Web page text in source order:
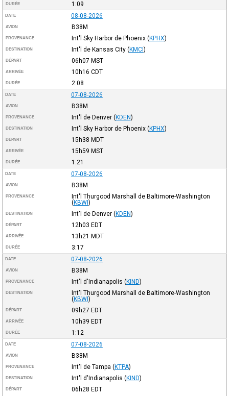
DURÉE 1:09
DATE 08-08-2026
AVION B38M
PROVENANCE Int'l Sky Harbor de Phoenix (KPHX)
DESTINATION Int'l de Kansas City (KMCI)
DÉPART 06h07 MST
ARRIVÉE 10h16 CDT
DURÉE 2:08
DATE 07-08-2026
AVION B38M
PROVENANCE Int'l de Denver (KDEN)
DESTINATION Int'l Sky Harbor de Phoenix (KPHX)
DÉPART 15h38 MDT
ARRIVÉE 15h59 MST
DURÉE 1:21
DATE 07-08-2026
AVION B38M
PROVENANCE
Int'l Thurgood Marshall de Baltimore-Washington
(KBWI)
DESTINATION Int'l de Denver (KDEN)
DÉPART 12h03 EDT
ARRIVÉE 13h21 MDT
DURÉE 3:17
DATE 07-08-2026
AVION B38M
PROVENANCE Int'l d'Indianapolis (KIND)
DESTINATION
Int'l Thurgood Marshall de Baltimore-Washington
(KBWI)
DÉPART 09h27 EDT
ARRIVÉE 10h39 EDT
DURÉE 1:12
DATE 07-08-2026
AVION B38M
PROVENANCE Int'l de Tampa (KTPA)
DESTINATION Int'l d'Indianapolis (KIND)
DÉPART 06h28 EDT